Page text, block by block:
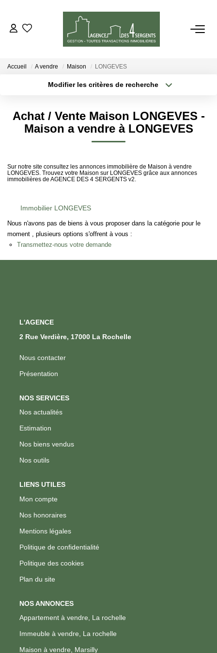
VENTES
NOTRE AGENCE
Accueil A vendre Maison LONGEVES
Modifier les critères de recherche
Sélectionnez...
Type de bien
Surface min
Créer une alerte
Achat / Vente Maison LONGEVES -
Maison a vendre à LONGEVES
Sur notre site consultez les annonces immobilière de Maison à vendre
LONGEVES. Trouvez votre Maison sur LONGEVES grâce aux annonces
immobilières de AGENCE DES 4 SERGENTS v2.
Immobilier LONGEVES
Nous n'avons pas de biens à vous proposer dans la catégorie pour le
moment , plusieurs options s'offrent à vous :
Transmettez-nous votre demande
L'AGENCE
2 Rue Verdière, 17000 La Rochelle
Nous contacter
Présentation
NOS SERVICES
Nos actualités
Estimation
Nos biens vendus
Nos outils
LIENS UTILES
Mon compte
Nos honoraires
Mentions légales
Politique de confidentialité
Politique des cookies
Plan du site
NOS ANNONCES
Appartement à vendre, La rochelle
Immeuble à vendre, La rochelle
Maison à vendre, Marsilly